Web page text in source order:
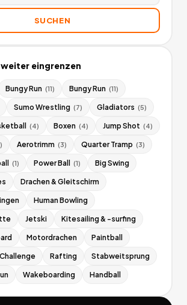
SUCHEN
weiter eingrenzen
Bungy Run (11) Bungy Run (11)
Sumo Wrestling (7) Gladiators (5)
(4) Boxen (4) Jump Shot (4)
) Aerotrimm (3) Quarter Tramp (3)
(1) Power Ball (1) Big Swing
Drachen & Gleitschirm
Human Bowling
Jetski Kitesailing & -surfing
Motordrachen Paintball
Rafting Stabweitsprung
Wakeboarding Handball